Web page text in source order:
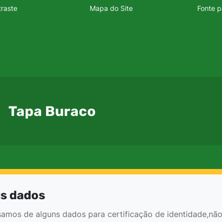
acessibilidade
Mapa do Site Fonte
Tapa Buraco
Buraco
dados
de alguns dados para certificação de